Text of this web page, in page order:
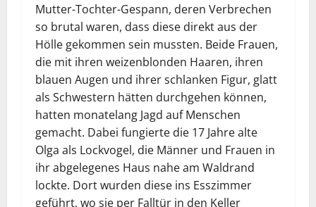
Mutter-Tochter-Gespann, deren Verbrechen
so brutal waren, dass diese direkt aus der
Hölle gekommen sein mussten. Beide Frauen,
die mit ihren weizenblonden Haaren, ihren
blauen Augen und ihrer schlanken Figur, glatt
als Schwestern hätten durchgehen können,
hatten monatelang Jagd auf Menschen
gemacht. Dabei fungierte die 17 Jahre alte
Olga als Lockvogel, die Männer und Frauen in
ihr abgelegenes Haus nahe am Waldrand
lockte. Dort wurden diese ins Esszimmer
geführt, wo sie per Falltür in den Keller